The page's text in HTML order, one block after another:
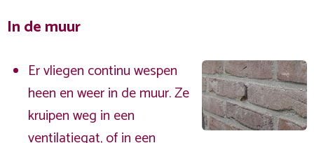
In de muur
Er vliegen continu wespen
heen en weer in de muur. Ze
kruipen weg in een